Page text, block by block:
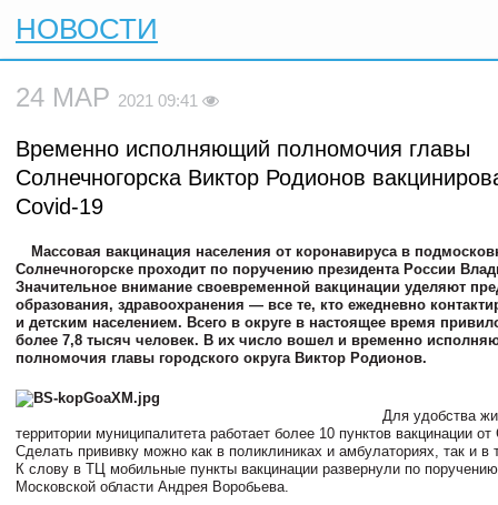
НОВОСТИ
24 МАР 2021 09:41
Временно исполняющий полномочия главы
Солнечногорска Виктор Родионов
Covid-19
Массовая вакцинация населения от коронавируса в
Солнечногорске проходит по поручению президента России
Значительное внимание своевременной вакцинации уделяют
образования, здравоохранения — все те, кто ежедневно
и детским населением. Всего в округе в настоящее время
более 7,8 тысяч человек. В их число вошел и временно
полномочия главы городского округа Виктор Родионов.
Для удобства
территории муниципалитета работает более 10 пунктов вакцинации от
Сделать прививку можно как в поликлиниках и амбулаториях, так и в
К слову в ТЦ мобильные пункты вакцинации развернули по поручению
Московской области Андрея Воробьева.